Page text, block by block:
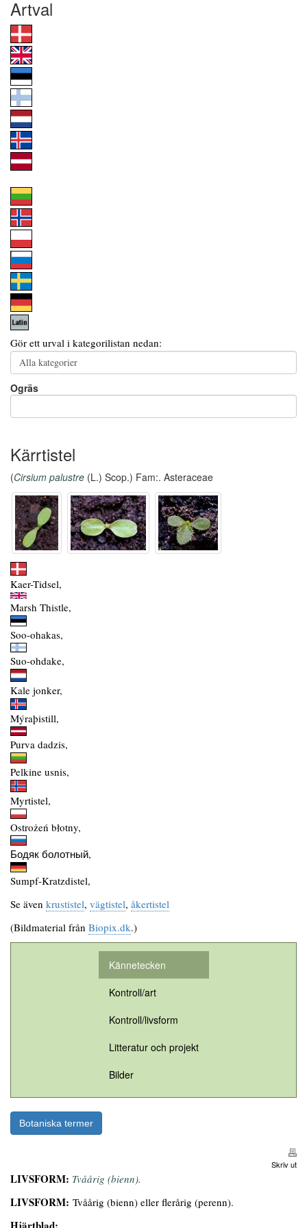
Artval
Gör ett urval i kategorilistan nedan:
Ogräs
Kärrtistel
(Cirsium palustre (L.) Scop.) Fam:. Asteraceae
Kaer-Tidsel,
Marsh Thistle,
Soo-ohakas,
Suo-ohdake,
Kale jonker,
Mýraþistill,
Purva dadzis,
Pelkine usnis,
Myrtistel,
Ostrożeń błotny,
Бодяк болотный,
Sumpf-Kratzdistel,
Se även krustistel, vägtistel, åkertistel
(Bildmaterial från Biopix.dk.)
Kännetecken
Kontroll/art
Kontroll/livsform
Litteratur och projekt
Bilder
Botaniska termer
Skriv ut
LIVSFORM: Tvåårig (bienn).
LIVSFORM: Tvåårig (bienn) eller flerårig (perenn).